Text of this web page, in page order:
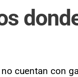
cuentan con